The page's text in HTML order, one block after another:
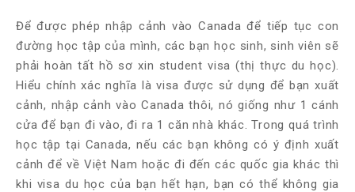
Để được phép nhập cảnh vào Canada để tiếp tục con
đường học tập của mình, các bạn học sinh, sinh viên sẽ
phải hoàn tất hồ sơ xin student visa (thị thực du học).
Hiểu chính xác nghĩa là visa được sử dụng để bạn xuất
cảnh, nhập cảnh vào Canada thôi, nó giống như 1 cánh
cửa để bạn đi vào, đi ra 1 căn nhà khác. Trong quá trình
học tập tại Canada, nếu các bạn không có ý định xuất
cảnh để về Việt Nam hoặc đi đến các quốc gia khác thì
khi visa du học của bạn hết hạn, bạn có thể không gia